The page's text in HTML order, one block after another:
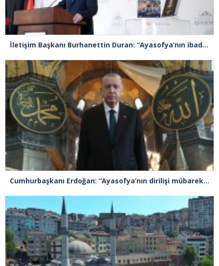
İletişim Başkanı Burhanettin Duran: “Ayasofya’nın ibadete açılması adeta bir Kızılelma’ydı”
Cumhurbaşkanı Erdoğan: “Ayasofya’nın dirilişi mübarek olsun”